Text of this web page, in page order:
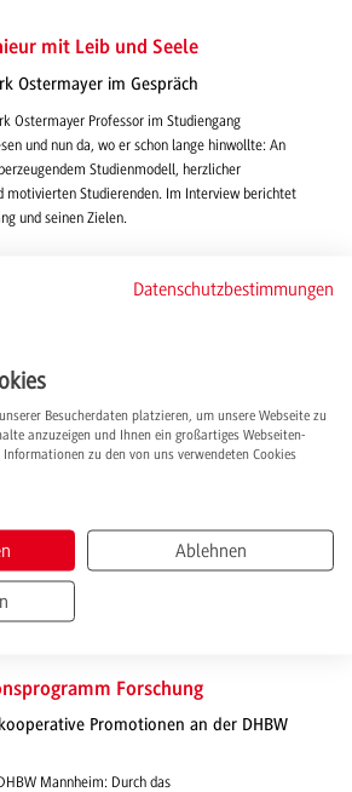
mit Leib und Seele
Ostermayer im Gespräch
Ostermayer Professor im Studiengang
und nun da, wo er schon lange hinwollte: An
Studienmodell, herzlicher
motivierten Studierenden. Im Interview berichtet
und seinen Zielen.
Forschung
Promotionen an der DHBW
Mannheim: Durch das
Datenschutzbestimmungen
Besucherdaten platzieren, um unsere Webseite zu
anzuzeigen und Ihnen ein großartiges Webseiten-
zu den von uns verwendeten Cookies
Ablehnen